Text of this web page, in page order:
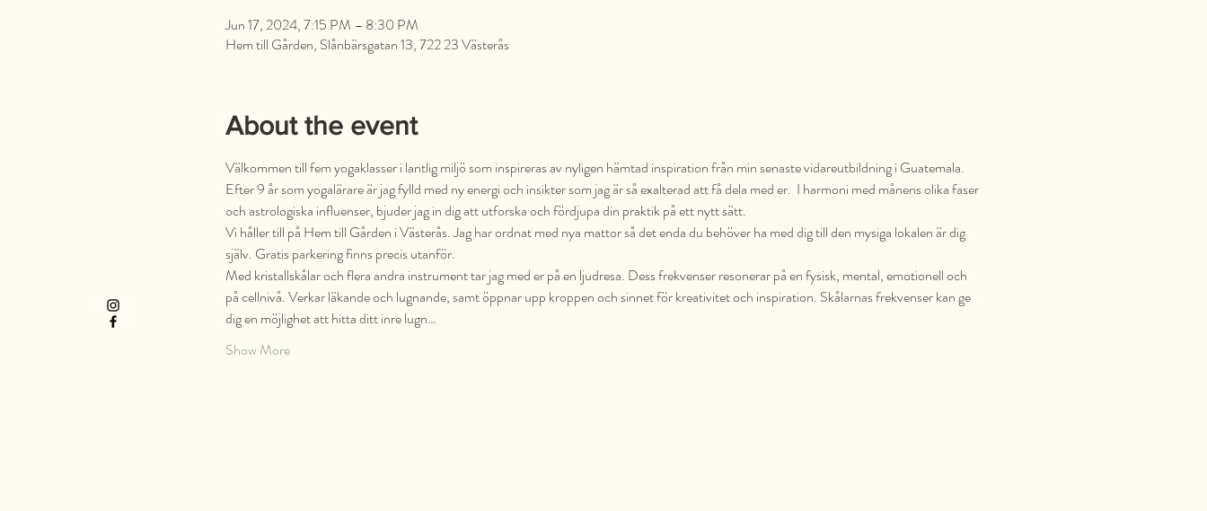
Jun 17, 2024, 7:15 PM – 8:30 PM
Hem till Gården, Slånbärsgatan 13, 722 23 Västerås
About the event
Välkommen till fem yogaklasser i lantlig miljö som inspireras av nyligen hämtad inspiration från min senaste vidareutbildning i Guatemala.
Efter 9 år som yogalärare är jag fylld med ny energi och insikter som jag är så exalterad att få dela med er.  I harmoni med månens olika faser
och astrologiska influenser, bjuder jag in dig att utforska och fördjupa din praktik på ett nytt sätt.
Vi håller till på Hem till Gården i Västerås. Jag har ordnat med nya mattor så det enda du behöver ha med dig till den mysiga lokalen är dig
själv. Gratis parkering finns precis utanför.
Med kristallskålar och flera andra instrument tar jag med er på en ljudresa. Dess frekvenser resonerar på en fysisk, mental, emotionell och
på cellnivå. Verkar läkande och lugnande, samt öppnar upp kroppen och sinnet för kreativitet och inspiration. Skålarnas frekvenser kan ge
dig en möjlighet att hitta ditt inre lugn…
Show More